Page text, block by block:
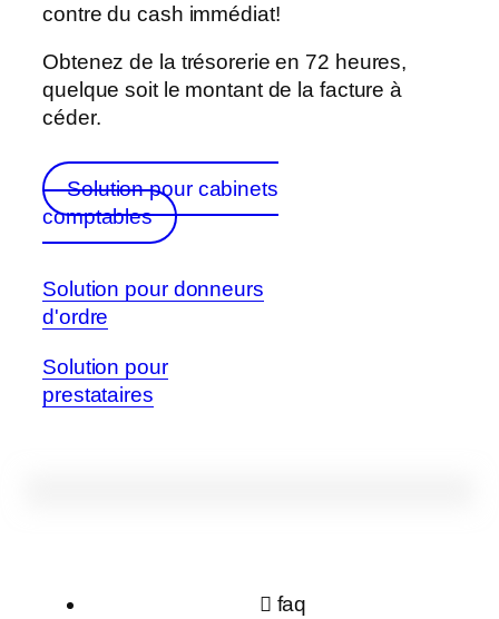
contre du cash immédiat!
Obtenez de la trésorerie en 72 heures,
quelque soit le montant de la facture à
céder.
Solution pour cabinets
comptables
Solution pour donneurs
d'ordre
Solution pour
prestataires
faq